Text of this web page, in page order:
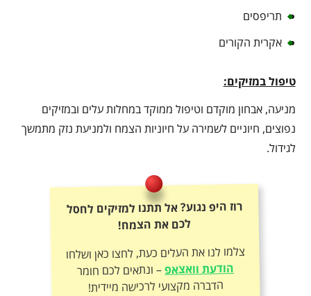
תריפסים
אקרית הקורים
טיפול במזיקים:
מניעה, אבחון מוקדם וטיפול ממוקד במחלות עלים ובמזיקים
נפוצים, חיוניים לשמירה על חיוניות הצמח ולמניעת נזק מתמשך
לגידול.
רוז היפ נגוע? אל תתנו למזיקים לחסל
לכם את הצמח!
צלמו לנו את העלים כעת, לחצו כאן ושלחו
הודעת וואצאפ– ונתאים לכם חומר
הדברה מקצועי לרכישה מיידית!